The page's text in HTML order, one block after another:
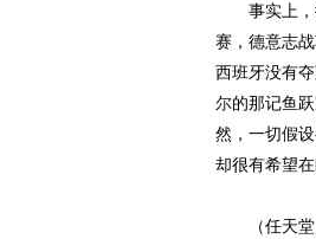
事实上，
赛，德意志
西班牙没有
尔的那记鱼
然，一切假
却很有希望
（任天堂